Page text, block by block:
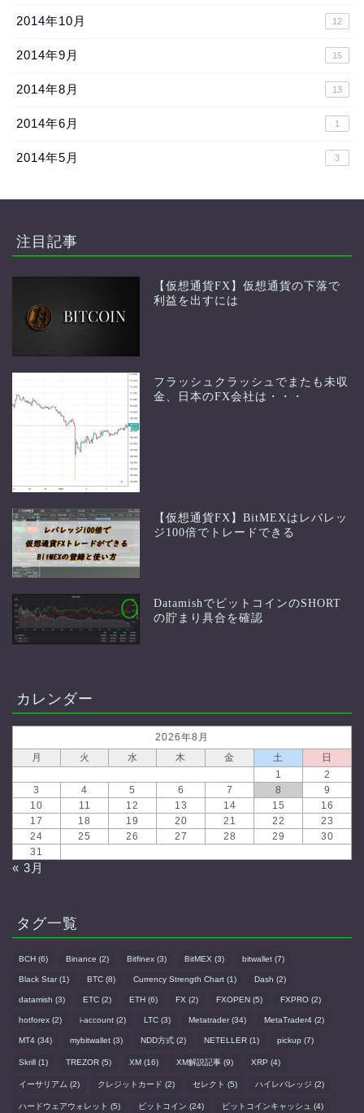
2014年10月 12
2014年9月 15
2014年8月 13
2014年6月 1
2014年5月 3
注目記事
【仮想通貨FX】仮想通貨の下落で
利益を出すには
フラッシュクラッシュでまたも未収
金、日本のFX会社は・・・
【仮想通貨FX】BitMEXはレバレッ
ジ100倍でトレードできる
DatamishでビットコインのSHORT
の貯まり具合を確認
カレンダー
2026年8月
月
火 水 木 金 土
日
1
2
3
4 5 6 7 8
9
10
11 12 13 14 15
16
17
18 19 20 21 22
23
24
25 26 27 28 29
30
31
« 3月
タグ一覧
BCH (6) Binance (2) Bitfinex (3) BitMEX (3) bitwallet (7)
Black Star(1) BTC (8) Currency Strength Chart (1) Dash (2)
datamish (3) ETC (2) ETH (6) FX (2) FXOPEN (5) FXPRO (2)
hotforex (2) i-account (2) LTC (3) Metatrader(34) MetaTrader4 (2)
MT4 (34) mybitwallet (3) NDD方式 (2) NETELLER (1) pickup (7)
Skrill (1) TREZOR (5) XM (16) XM解説記事 (9) XRP (4)
イーサリアム (2) クレジットカード (2) セレクト (5) ハイレバレッジ (2)
ハードウェアウォレット (5) ビットコイン (24) ビットコインキャッシュ (4)